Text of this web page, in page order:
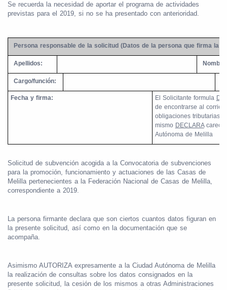
Se recuerda la necesidad de aportar el programa de actividades
previstas para el 2019, si no se ha presentado con anterioridad.
Persona responsable de la solicitud (Datos de la persona que firma la
Apellidos:
Cargo/función:
Fecha y firma: El Solicitante formula
de encontrarse al
obligaciones tributarias
mismo DECLARA
Autónoma de Melilla
Solicitud de subvención acogida a la Convocatoria de subvenciones
para la promoción, funcionamiento y actuaciones de las Casas de
Melilla pertenecientes a la Federación Nacional de Casas de Melilla,
correspondiente a 2019.
La persona firmante declara que son ciertos cuantos datos figuran en
la presente solicitud, así como en la documentación que se
acompaña.
Asimismo AUTORIZA expresamente a la Ciudad Autónoma de Melilla
la realización de consultas sobre los datos consignados en la
presente solicitud, la cesión de los mismos a otras Administraciones